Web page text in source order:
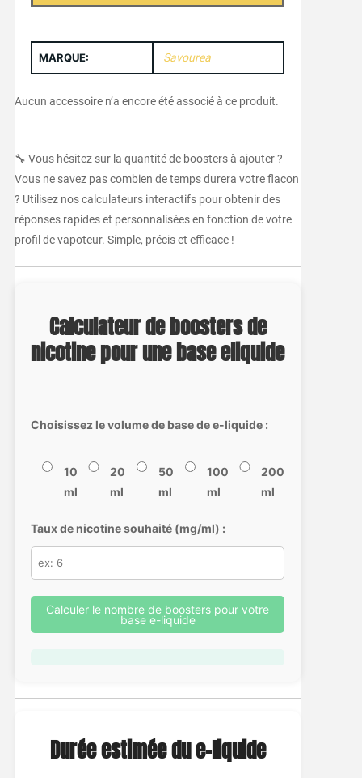
MARQUE: Savourea
Aucun accessoire n’a encore été associé à ce produit.
🔧 Vous hésitez sur la quantité de boosters à ajouter ?
Vous ne savez pas combien de temps durera votre flacon
? Utilisez nos calculateurs interactifs pour obtenir des
réponses rapides et personnalisées en fonction de votre
profil de vapoteur. Simple, précis et efficace !
Calculateur de boosters de
nicotine pour une base eliquide
Choisissez le volume de base de e-liquide :
10
ml
20
ml
50
ml
100
ml
200
ml
Taux de nicotine souhaité (mg/ml) :
Calculer le nombre de boosters pour votre
base e-liquide
Durée estimée du e-liquide